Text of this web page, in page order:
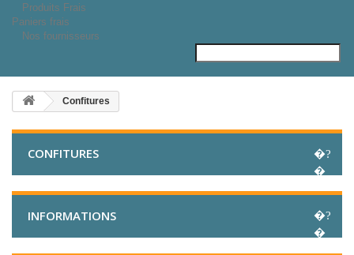
Produits Frais
Paniers frais
Nos fournisseurs
Confitures
CONFITURES
INFORMATIONS